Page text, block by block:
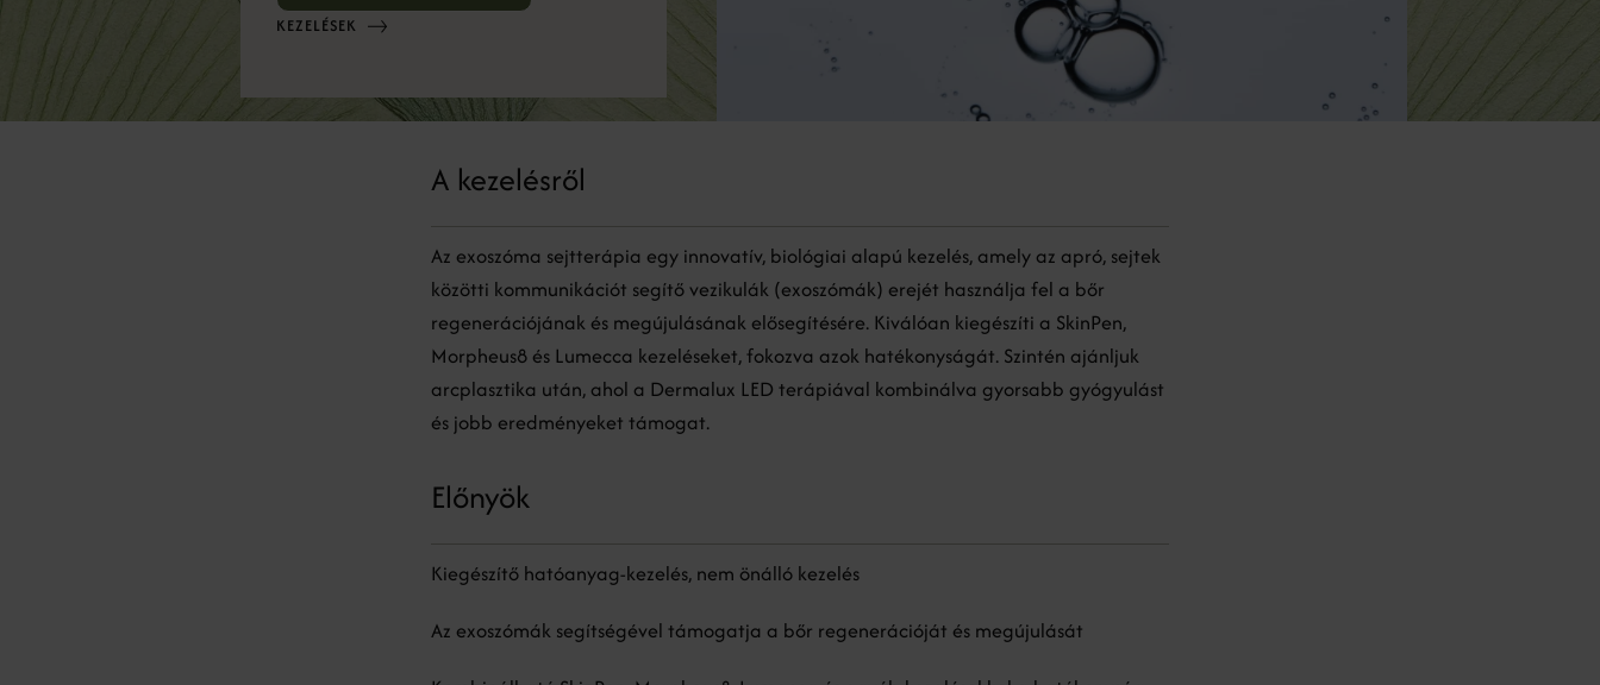
KEZELÉSEK
A kezelésről
Az exoszóma sejtterápia egy innovatív, biológiai alapú kezelés, amely az apró, sejtek
közötti kommunikációt segítő vezikulák (exoszómák) erejét használja fel a bőr
regenerációjának és megújulásának elősegítésére. Kiválóan kiegészíti a SkinPen,
Morpheus8 és Lumecca kezeléseket, fokozva azok hatékonyságát. Szintén ajánljuk
arcplasztika után, ahol a Dermalux LED terápiával kombinálva gyorsabb gyógyulást
és jobb eredményeket támogat.
Előnyök
Kiegészítő hatóanyag-kezelés, nem önálló kezelés
Az exoszómák segítségével támogatja a bőr regenerációját és megújulását